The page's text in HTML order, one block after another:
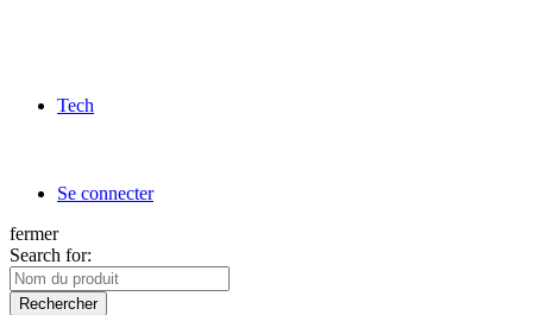
Tech
Se connecter
fermer
Search for:
Rechercher